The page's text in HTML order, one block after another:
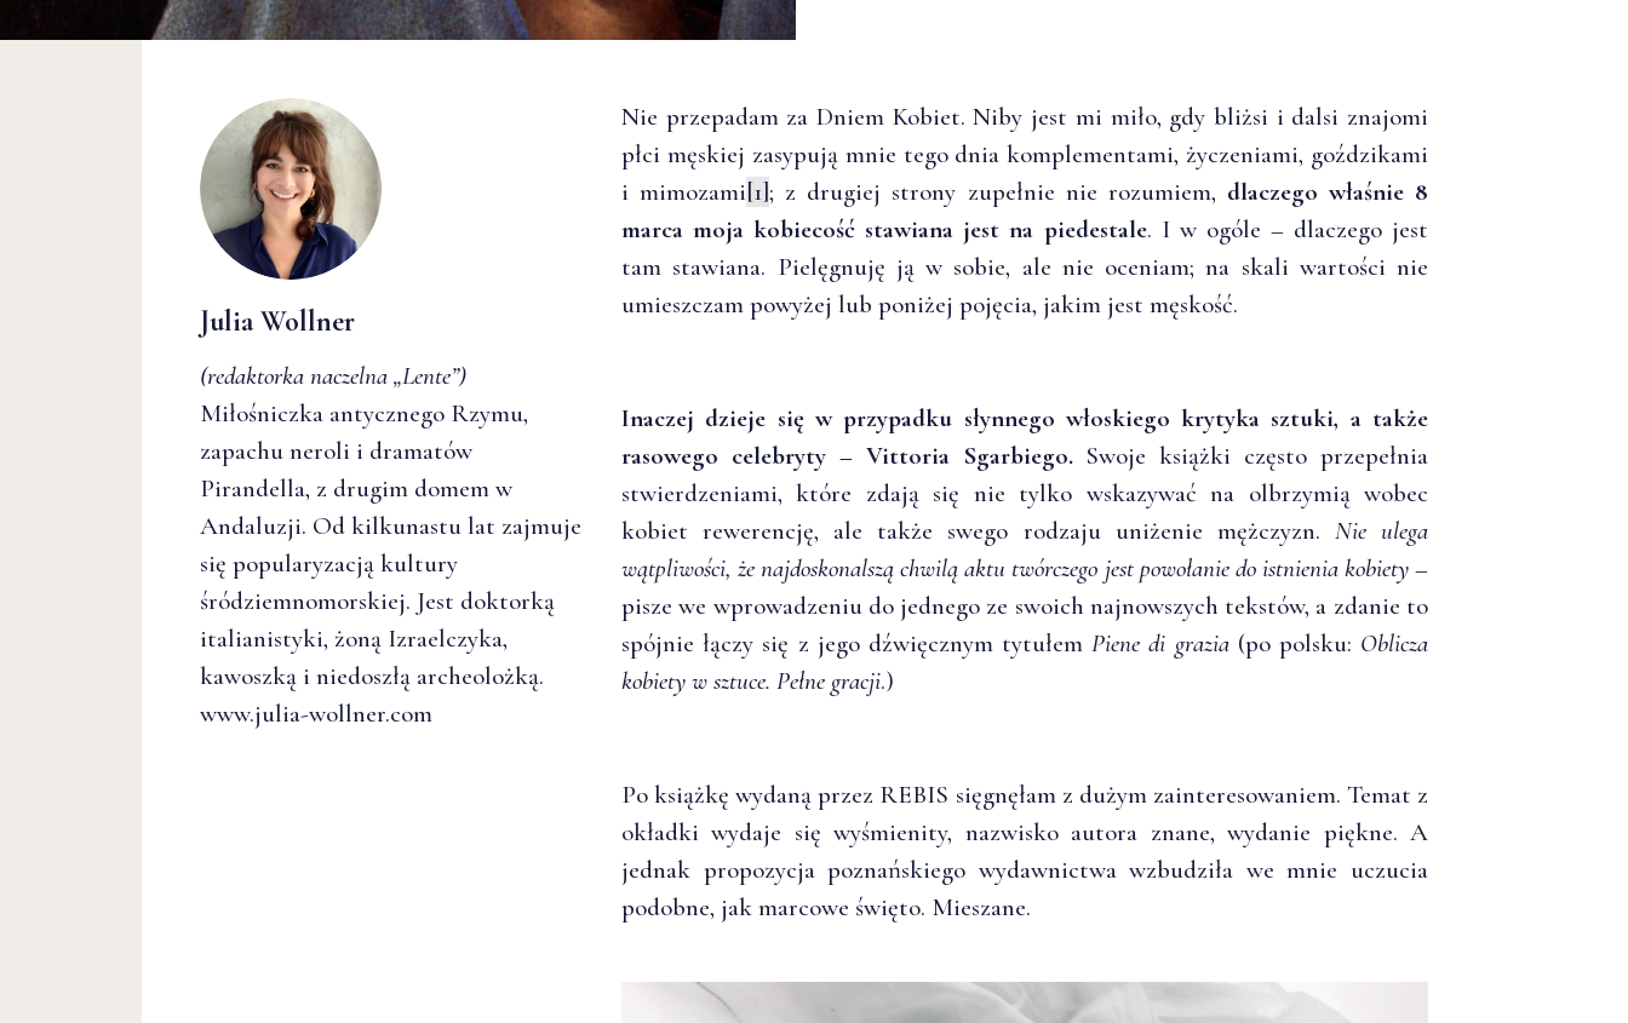
Julia Wollner
(redaktorka naczelna „Lente”)
Miłośniczka antycznego Rzymu,
zapachu neroli i dramatów
Pirandella, z drugim domem w
Andaluzji. Od kilkunastu lat zajmuje
się popularyzacją kultury
śródziemnomorskiej. Jest doktorką
italianistyki, żoną Izraelczyka,
kawoszką i niedoszłą archeolożką.
www.julia-wollner.com
Nie przepadam za Dniem Kobiet. Niby jest mi miło, gdy bliżsi i dalsi znajomi
płci męskiej zasypują mnie tego dnia komplementami, życzeniami, goździkami
i mimozami[1]; z drugiej strony zupełnie nie rozumiem, dlaczego właśnie 8
marca moja kobiecość stawiana jest na piedestale. I w ogóle – dlaczego jest
tam stawiana. Pielęgnuję ją w sobie, ale nie oceniam; na skali wartości nie
umieszczam powyżej lub poniżej pojęcia, jakim jest męskość.
Inaczej dzieje się w przypadku słynnego włoskiego krytyka sztuki, a także
rasowego celebryty – Vittoria Sgarbiego.Swoje książki często przepełnia
stwierdzeniami, które zdają się nie tylko wskazywać na olbrzymią wobec
kobiet rewerencję, ale także swego rodzaju uniżenie mężczyzn. Nie ulega
wątpliwości, że najdoskonalszą chwilą aktu twórczego jest powołanie do istnienia kobiety–
pisze we wprowadzeniu do jednego ze swoich najnowszych tekstów, a zdanie to
spójnie łączy się z jego dźwięcznym tytułemPiene di grazia(po polsku: Oblicza
kobiety w sztuce. Pełne gracji.)
Po książkę wydaną przez REBIS sięgnęłam z dużym zainteresowaniem. Temat z
okładki wydaje się wyśmienity, nazwisko autora znane, wydanie piękne. A
jednak propozycja poznańskiego wydawnictwa wzbudziła we mnie uczucia
podobne, jak marcowe święto. Mieszane.